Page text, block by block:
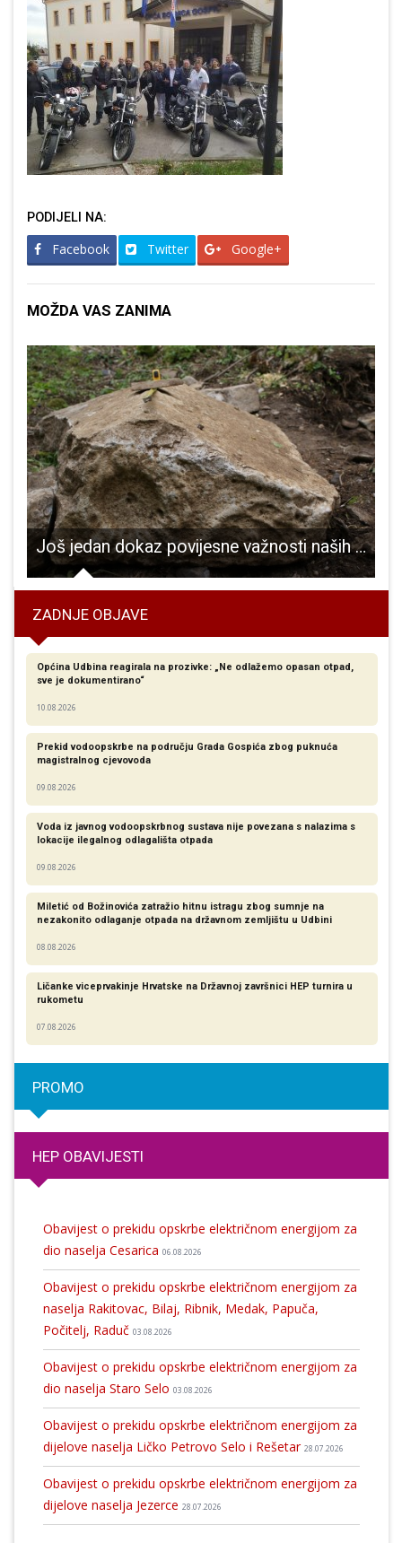
PODIJELI NA:
Facebook Twitter Google+
MOŽDA VAS ZANIMA
Još jedan dokaz povijesne važnosti naših krajeva, u Brušanima pronađen kameni poklopac rimske urne!!!
ZADNJE OBJAVE
Općina Udbina reagirala na prozivke: „Ne odlažemo opasan otpad,
sve je dokumentirano“
10.08.2026
Prekid vodoopskrbe na području Grada Gospića zbog puknuća
magistralnog cjevovoda
09.08.2026
Voda iz javnog vodoopskrbnog sustava nije povezana s nalazima s
lokacije ilegalnog odlagališta otpada
09.08.2026
Miletić od Božinovića zatražio hitnu istragu zbog sumnje na
nezakonito odlaganje otpada na državnom zemljištu u Udbini
08.08.2026
Ličanke viceprvakinje Hrvatske na Državnoj završnici HEP turnira u
rukometu
07.08.2026
PROMO
HEP OBAVIJESTI
Obavijest o prekidu opskrbe električnom energijom za
dio naselja Cesarica 06.08.2026
Obavijest o prekidu opskrbe električnom energijom za
naselja Rakitovac, Bilaj, Ribnik, Medak, Papuča,
Počitelj, Raduč 03.08.2026
Obavijest o prekidu opskrbe električnom energijom za
dio naselja Staro Selo 03.08.2026
Obavijest o prekidu opskrbe električnom energijom za
dijelove naselja Ličko Petrovo Selo i Rešetar 28.07.2026
Obavijest o prekidu opskrbe električnom energijom za
dijelove naselja Jezerce 28.07.2026